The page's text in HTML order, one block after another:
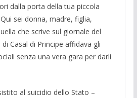
dalla por­ta della tua piccola
sei donna, madre, figlia,
che scrive sul giornale del
Casal di Prin­cipe affidava gli
senza una vera gara per darli
al suicidio dello Stato –